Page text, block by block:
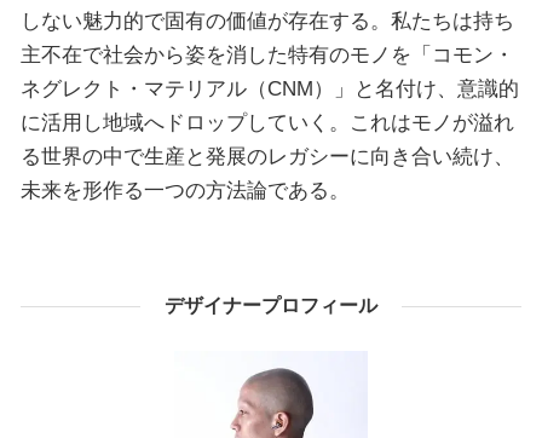
しない魅力的で固有の価値が存在する。私たちは持ち
主不在で社会から姿を消した特有のモノを「コモン・
ネグレクト・マテリアル（CNM）」と名付け、意識的
に活用し地域へドロップしていく。これはモノが溢れ
る世界の中で生産と発展のレガシーに向き合い続け、
未来を形作る一つの方法論である。
デザイナープロフィール